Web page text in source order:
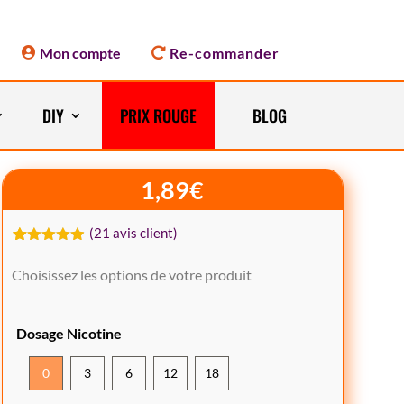
Mon compte Re-commander
DIY PRIX ROUGE BLOG
1,89€
basé sur
(21 avis client)
Choisissez les options de votre produit
Dosage Nicotine
0 3 6 12 18